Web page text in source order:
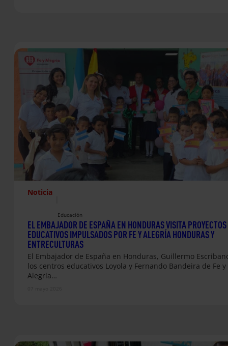
Noticia
Educación
EL EMBAJADOR DE ESPAÑA EN HONDURAS VISITA PROYECTOS
EDUCATIVOS IMPULSADOS POR FE Y ALEGRÍA HONDURAS Y
ENTRECULTURAS
El Embajador de España en Honduras, Guillermo
los centros educativos Loyola y Fernando Bandeira de Fe y
Alegría…